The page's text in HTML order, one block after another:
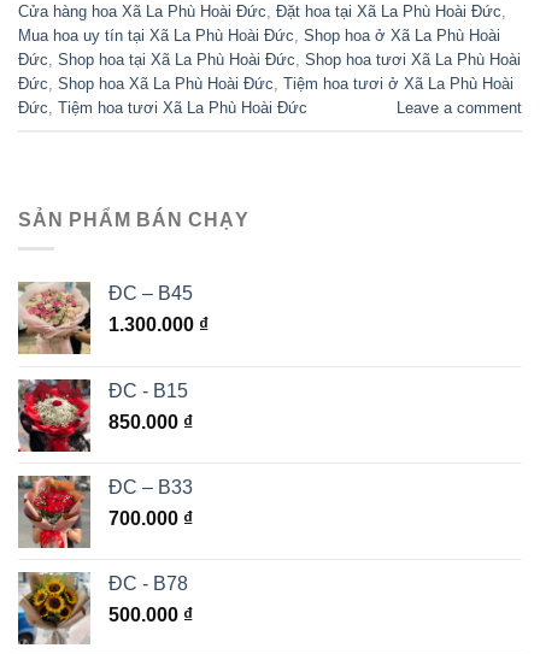
Cửa hàng hoa Xã La Phù Hoài Đức Đặt hoa tại Xã La Phù Hoài Đức
Mua hoa uy tín tại Xã La Phù Hoài Đức Shop hoa ở Xã La Phù Hoài
Đức Shop hoa tại Xã La Phù Hoài Đức Shop hoa tươi Xã La Phù Hoài
Đức Shop hoa Xã La Phù Hoài Đức Tiệm hoa tươi ở Xã La Phù Hoài
Đức Tiệm hoa tươi Xã La Phù Hoài Đức Leave a comment
SẢN PHẨM BÁN CHẠY
ĐC – B45
1.300.000 ₫
ĐC - B15
850.000 ₫
ĐC – B33
700.000 ₫
ĐC - B78
500.000 ₫